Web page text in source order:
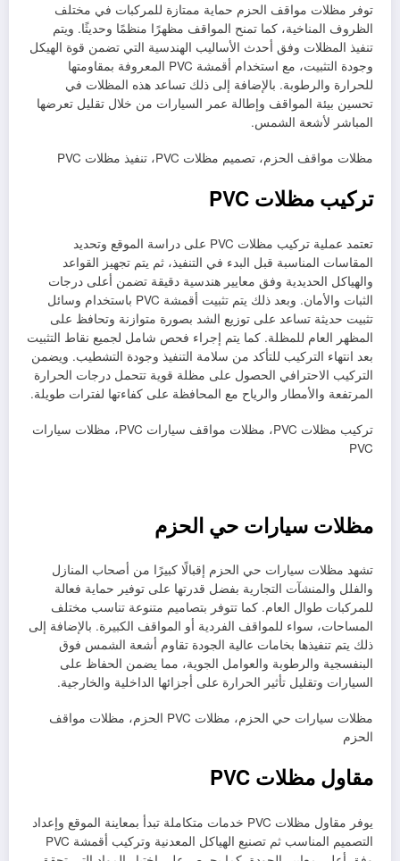
توفر مظلات مواقف الحزم حماية ممتازة للمركبات في مختلف
الظروف المناخية، كما تمنح المواقف مظهرًا منظمًا وحديثًا. ويتم
تنفيذ المظلات وفق أحدث الأساليب الهندسية التي تضمن قوة الهيكل
وجودة التثبيت، مع استخدام أقمشة PVC المعروفة بمقاومتها
للحرارة والرطوبة. بالإضافة إلى ذلك تساعد هذه المظلات في
تحسين بيئة المواقف وإطالة عمر السيارات من خلال تقليل تعرضها
المباشر لأشعة الشمس.
مظلات مواقف الحزم، تصميم مظلات PVC، تنفيذ مظلات PVC
تركيب مظلات PVC
تعتمد عملية تركيب مظلات PVC على دراسة الموقع وتحديد
المقاسات المناسبة قبل البدء في التنفيذ، ثم يتم تجهيز القواعد
والهياكل الحديدية وفق معايير هندسية دقيقة تضمن أعلى درجات
الثبات والأمان. وبعد ذلك يتم تثبيت أقمشة PVC باستخدام وسائل
تثبيت حديثة تساعد على توزيع الشد بصورة متوازنة وتحافظ على
المظهر العام للمظلة. كما يتم إجراء فحص شامل لجميع نقاط التثبيت
بعد انتهاء التركيب للتأكد من سلامة التنفيذ وجودة التشطيب. ويضمن
التركيب الاحترافي الحصول على مظلة قوية تتحمل درجات الحرارة
المرتفعة والأمطار والرياح مع المحافظة على كفاءتها لفترات طويلة.
تركيب مظلات PVC، مظلات مواقف سيارات PVC، مظلات سيارات
PVC
مظلات سيارات حي الحزم
تشهد مظلات سيارات حي الحزم إقبالًا كبيرًا من أصحاب المنازل
والفلل والمنشآت التجارية بفضل قدرتها على توفير حماية فعالة
للمركبات طوال العام. كما تتوفر بتصاميم متنوعة تناسب مختلف
المساحات، سواء للمواقف الفردية أو المواقف الكبيرة. بالإضافة إلى
ذلك يتم تنفيذها بخامات عالية الجودة تقاوم أشعة الشمس فوق
البنفسجية والرطوبة والعوامل الجوية، مما يضمن الحفاظ على
السيارات وتقليل تأثير الحرارة على أجزائها الداخلية والخارجية.
مظلات سيارات حي الحزم، مظلات PVC الحزم، مظلات مواقف
الحزم
مقاول مظلات PVC
يوفر مقاول مظلات PVC خدمات متكاملة تبدأ بمعاينة الموقع وإعداد
التصميم المناسب ثم تصنيع الهياكل المعدنية وتركيب أقمشة PVC